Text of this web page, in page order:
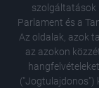
szolgáltatások
Parlament és a
Az oldalak, azok
az azokon
("Jogtulajdonos")